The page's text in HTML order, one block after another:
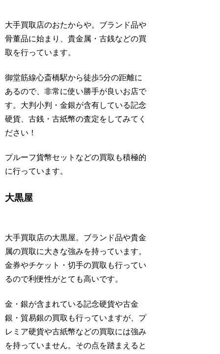
大手買取店のおたからや。ブランド品や
骨董品に始まり、貴金属・古銭などの買
取を行っています。
御堂筋線心斎橋駅から徒歩5分の距離に
あるので、非常に使い勝手が良いお店で
す。大判小判・金銀が含有している記念
硬貨、古銭・古紙幣の査定をしてみてく
ださい！
プルーフ貨幣セットなどの買取も積極的
に行っています。
大黒屋
大手買取店の大黒屋。ブランド品や貴金
属の買取に大きな強みを持っています。
金券やチケット・切手の買取も行ってい
るので利便性がとても高いです。
金・銀が含まれている記念硬貨や古金
銀・貿易銀の買取も行っていますが、プ
レミア硬貨や古紙幣などの買取には強み
を持っていません。その点を踏まえると